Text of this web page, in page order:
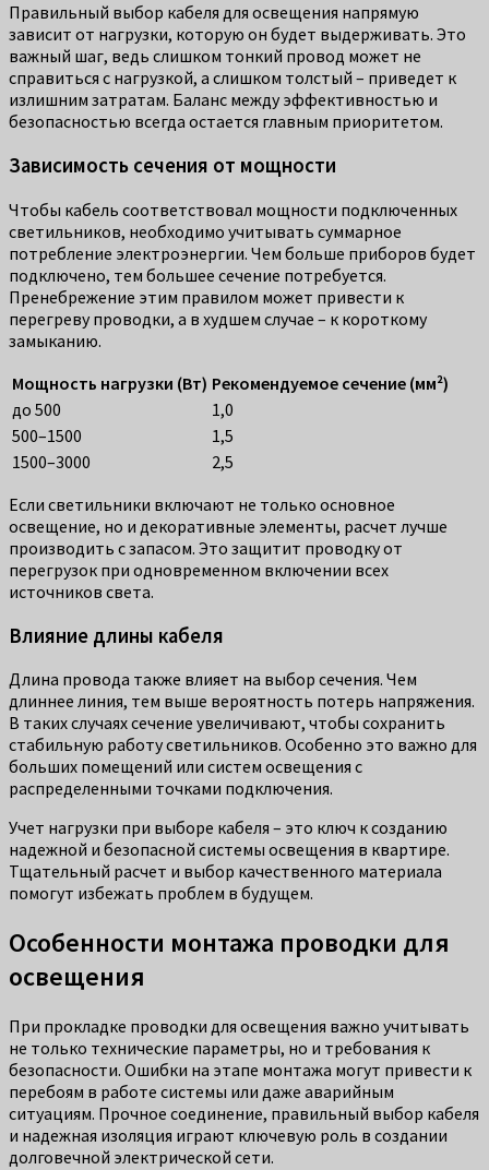
Правильный выбор кабеля для освещения напрямую
зависит от нагрузки, которую он будет выдерживать. Это
важный шаг, ведь слишком тонкий провод может не
справиться с нагрузкой, а слишком толстый – приведет к
излишним затратам. Баланс между эффективностью и
безопасностью всегда остается главным приоритетом.
Зависимость сечения от мощности
Чтобы кабель соответствовал мощности подключенных
светильников, необходимо учитывать суммарное
потребление электроэнергии. Чем больше приборов будет
подключено, тем большее сечение потребуется.
Пренебрежение этим правилом может привести к
перегреву проводки, а в худшем случае – к короткому
замыканию.
Мощность нагрузки (Вт) Рекомендуемое сечение (мм²)
до 500
1,0
500–1500
1,5
1500–3000
2,5
Если светильники включают не только основное
освещение, но и декоративные элементы, расчет лучше
производить с запасом. Это защитит проводку от
перегрузок при одновременном включении всех
источников света.
Влияние длины кабеля
Длина провода также влияет на выбор сечения. Чем
длиннее линия, тем выше вероятность потерь напряжения.
В таких случаях сечение увеличивают, чтобы сохранить
стабильную работу светильников. Особенно это важно для
больших помещений или систем освещения с
распределенными точками подключения.
Учет нагрузки при выборе кабеля – это ключ к созданию
надежной и безопасной системы освещения в квартире.
Тщательный расчет и выбор качественного материала
помогут избежать проблем в будущем.
Особенности монтажа проводки для
освещения
При прокладке проводки для освещения важно учитывать
не только технические параметры, но и требования к
безопасности. Ошибки на этапе монтажа могут привести к
перебоям в работе системы или даже аварийным
ситуациям. Прочное соединение, правильный выбор кабеля
и надежная изоляция играют ключевую роль в создании
долговечной электрической сети.